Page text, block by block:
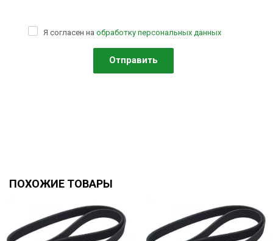
Я согласен на обработку персональных данных
ПОХОЖИЕ ТОВАРЫ